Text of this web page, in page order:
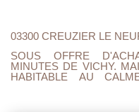
03300 CREUZIER LE
SOUS OFFRE
MINUTES DE VICHY.
HABITABLE AU